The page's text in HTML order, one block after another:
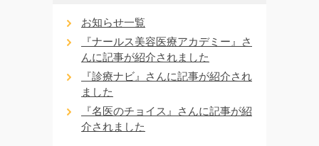
お知らせ一覧
『ナールス美容医療アカデミー』さ
んに記事が紹介されました
『診療ナビ』さんに記事が紹介され
ました
『名医のチョイス』さんに記事が紹
介されました